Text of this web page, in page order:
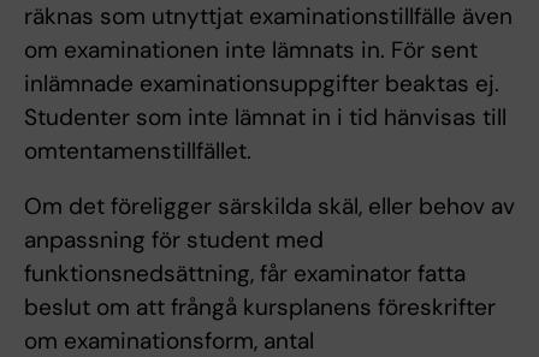
räknas som utnyttjat examinationstillfälle även
om examinationen inte lämnats in. För sent
inlämnade examinationsuppgifter beaktas ej.
Studenter som inte lämnat in i tid hänvisas till
omtentamenstillfället.
Om det föreligger särskilda skäl, eller behov av
anpassning för student med
funktionsnedsättning, får examinator fatta
beslut om att frångå kursplanens föreskrifter
om examinationsform, antal